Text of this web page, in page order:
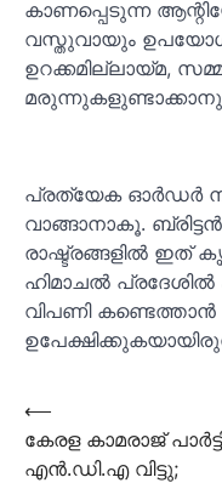
കാണപ്പെടുന്ന
വസ്തുവായും
ഉറക്കമില്ലായ്മ,
പ്രത്യേക ഓർഡർ
വാങ്ങാനാകൂ.
രാഷ്ട്രങ്ങളിൽ ഇത്
ഹിമാചൽ
വിപണി കണ്ടെത്താൻ
Post
navigation
⟵
കേരള കാമരാജ്
എന്‍.ഡി.എ വിട്ടു;